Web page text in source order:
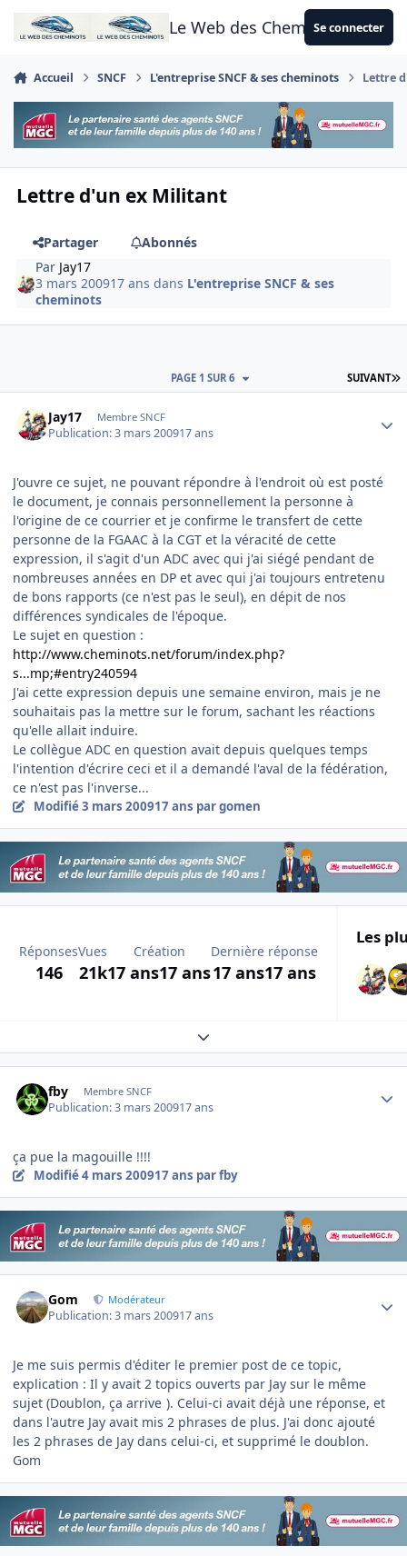
Aller au contenu
Le Web des CheminotsSe connecter
Accueil SNCF L'entreprise SNCF & ses cheminots Lettre
Lettre d'un ex Militant
Partager
Abonnés
Par Jay17
3 mars 200917 ans dans L'entreprise SNCF & ses
cheminots
SUIVANT
PAGE 1 SUR 6
Jay17 Membre SNCF
Publication:3 mars 200917 ans
J'ouvre ce sujet, ne pouvant répondre à l'endroit où est posté
le document, je connais personnellement la personne à
l'origine de ce courrier et je confirme le transfert de cette
personne de la FGAAC à la CGT et la véracité de cette
expression, il s'agit d'un ADC avec qui j'ai siégé pendant de
nombreuses années en DP et avec qui j'ai toujours entretenu
de bons rapports (ce n'est pas le seul), en dépit de nos
différences syndicales de l'époque.
Le sujet en question :
http://www.cheminots.net/forum/index.php?
s...mp;#entry240594
J'ai cette expression depuis une semaine environ, mais je ne
souhaitais pas la mettre sur le forum, sachant les réactions
qu'elle allait induire.
Le collègue ADC en question avait depuis quelques temps
l'intention d'écrire ceci et il a demandé l'aval de la fédération,
ce n'est pas l'inverse...
Modifié3 mars 200917 ans par gomen
Réponses
146
Vues
21k
Création
17 ans17 ans
Dernière réponse
17 ans17 ans
Les
Expand topic overview
fby Membre SNCF
Publication:3 mars 200917 ans
ça pue la magouille !!!!
Modifié4 mars 200917 ans par fby
Gom Modérateur
Publication:3 mars 200917 ans
Je me suis permis d'éditer le premier post de ce topic,
explication : Il y avait 2 topics ouverts par Jay sur le même
sujet (Doublon, ça arrive ). Celui-ci avait déjà une réponse, et
dans l'autre Jay avait mis 2 phrases de plus. J'ai donc ajouté
les 2 phrases de Jay dans celui-ci, et supprimé le doublon.
Gom